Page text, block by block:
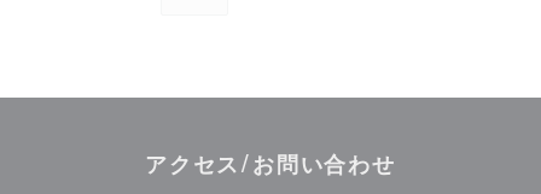
アクセス/お問い合わせ